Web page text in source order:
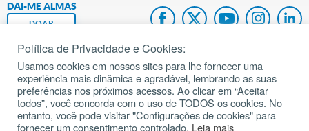
DAI-ME ALMAS
DOAR
Fundação João Paulo II
Pedido de Oração
Mapa do site
Política de Privacidade e Cookies:
Usamos cookies em nossos sites para lhe fornecer uma
experiência mais dinâmica e agradável, lembrando as suas
preferências nos próximos acessos. Ao clicar em “Aceitar
todos”, você concorda com o uso de TODOS os cookies. No
entanto, você pode visitar "Configurações de cookies" para
fornecer um consentimento controlado. Leia mais